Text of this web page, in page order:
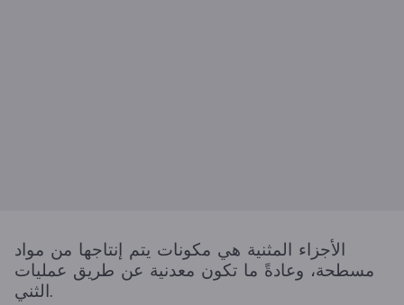
الأجزاء المثنية هي مكونات يتم إنتاجها من مواد
مسطحة، وعادةً ما تكون معدنية عن طريق عمليات
الثني.